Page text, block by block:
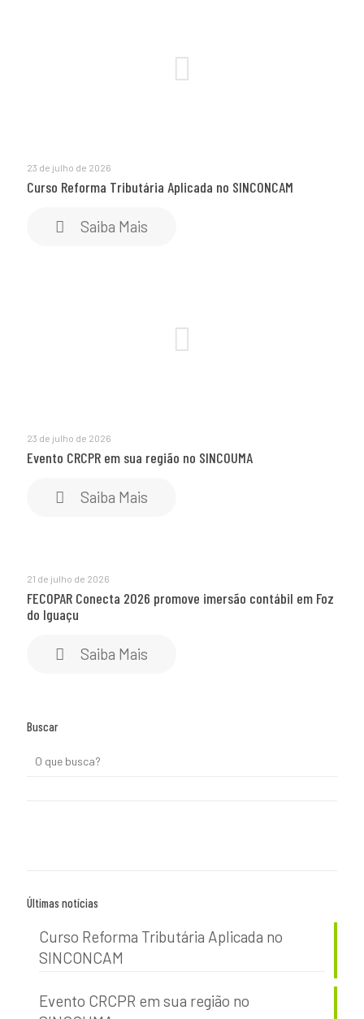
23 de julho de 2026
Curso Reforma Tributária Aplicada no SINCONCAM
Saiba Mais
23 de julho de 2026
Evento CRCPR em sua região no SINCOUMA
Saiba Mais
21 de julho de 2026
FECOPAR Conecta 2026 promove imersão contábil em Foz
do Iguaçu
Saiba Mais
Buscar
Últimas notícias
Curso Reforma Tributária Aplicada no
SINCONCAM
Evento CRCPR em sua região no